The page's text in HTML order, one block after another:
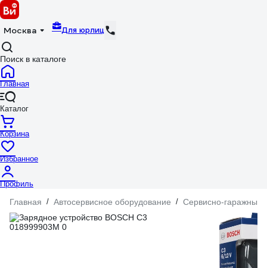
Москва Для юрлиц
Поиск в каталоге
Главная
Каталог
Корзина
Избранное
Профиль
Главная / Автосервисное оборудование / Сервисно-гаражный